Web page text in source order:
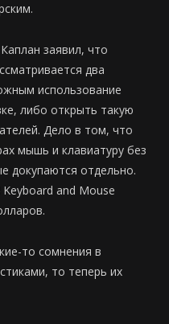
заявил, что
два
использование
либо открыть такую
Дело в том, что
мышь и клавиатуру без
докупаются отдельно.
and Mouse
то сомнения в
то теперь их